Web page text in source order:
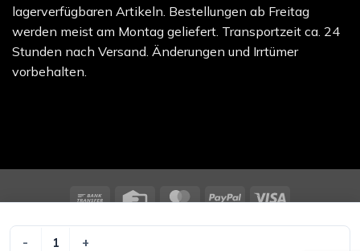
lagerverfügbaren Artikeln. Bestellungen ab Freitag
werden meist am Montag geliefert. Transportzeit ca. 24
Stunden nach Versand. Änderungen und Irrtümer
vorbehalten.
Bank
Credit
MasterCardPayPal
melocare GmbH - Online Shop | Besuchen Sie uns unter